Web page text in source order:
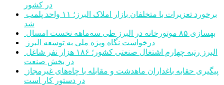
در کشور
شد
بهسازی ۸۵ موتورخانه در البرز طی سه‌ماهه نخست امسال
درخواست نگاه ویژه ملی به توسعه البرز
در بخش صنعت
در دستور کار است